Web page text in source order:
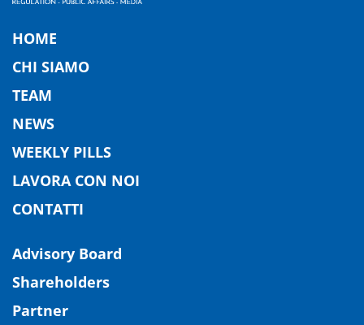
HOME
CHI SIAMO
TEAM
NEWS
WEEKLY PILLS
LAVORA CON NOI
CONTATTI
Advisory Board
Shareholders
Partner